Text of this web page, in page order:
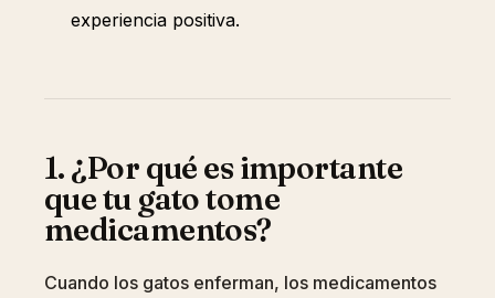
experiencia positiva.
1. ¿Por qué es importante
que tu gato tome
medicamentos?
Cuando los gatos enferman, los medicamentos